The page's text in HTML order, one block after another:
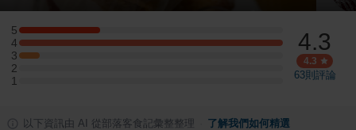
5
5 星：4 則評論
4
4 星：13 則評論
3
3 星：1 則評論
2
2 星：0 則評論
1
1 星：0 則評論
4.3
4.3
63則評論
以下資訊由 AI 從部落客食記彙整整理 了解我們如何精選